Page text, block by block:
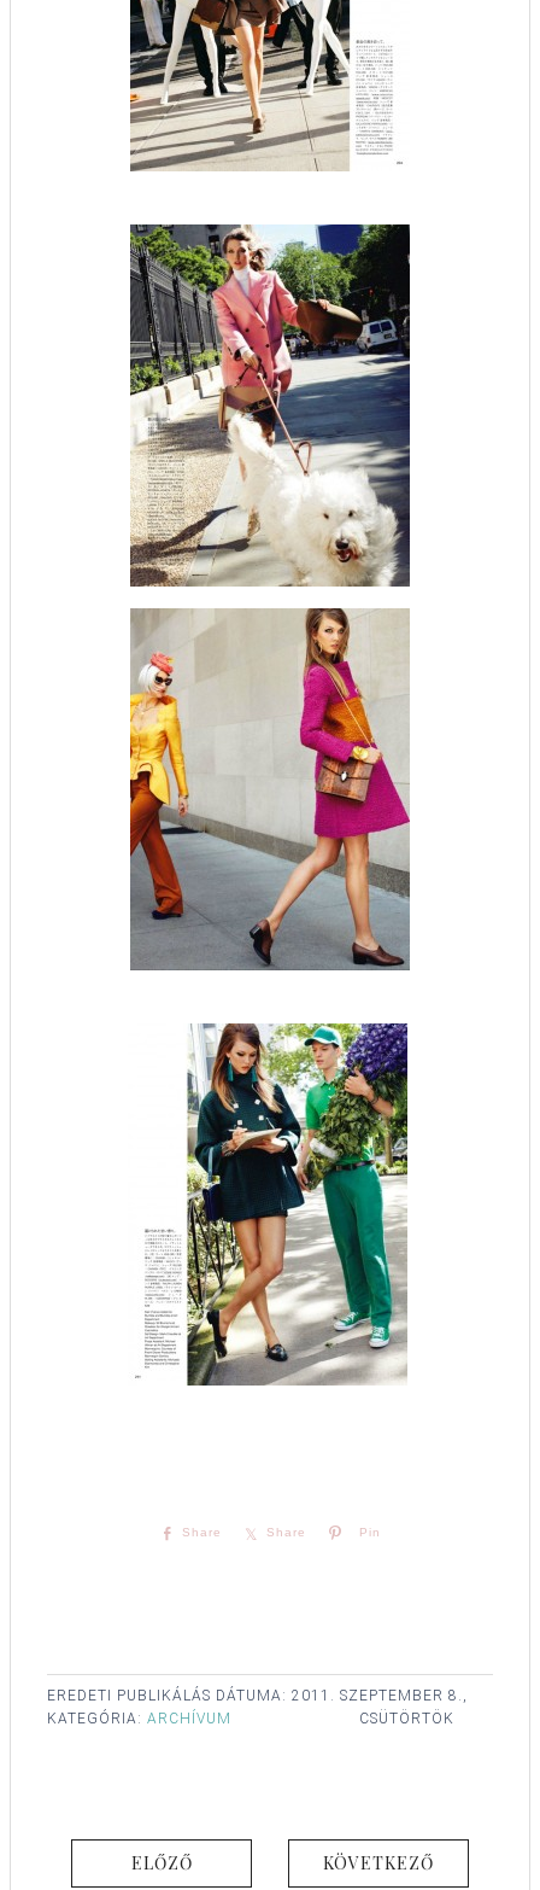
Share Share Pin
EREDETI PUBLIKÁLÁS DÁTUMA: 2011. SZEPTEMBER 8.,
CSÜTÖRTÖK
KATEGÓRIA: ARCHÍVUM
ELŐZŐ KÖVETKEZŐ